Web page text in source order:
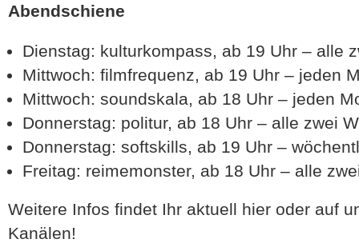
Abendschiene
Dienstag: kulturkompass, ab 19 Uhr – alle
Mittwoch: filmfrequenz, ab 19 Uhr – jeden
Mittwoch: soundskala, ab 18 Uhr – jeden
Donnerstag: politur, ab 18 Uhr – alle zwei
Donnerstag: softskills, ab 19 Uhr –
Freitag: reimemonster, ab 18 Uhr – alle
Weitere Infos findet Ihr aktuell hier oder auf
Kanälen!